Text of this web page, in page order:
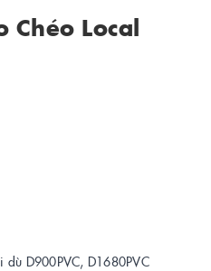
Chéo Local
dù D900PVC, D1680PVC